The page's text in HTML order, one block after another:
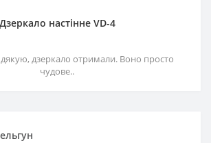
Дзеркало настінне VD-4
дзеркало отримали. Воно просто
чудове..